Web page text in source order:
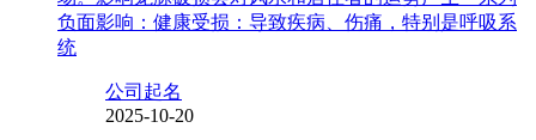
负面影响：健康受损：导致疾病、伤痛，特别是呼吸系
统
公司起名
2025-10-20